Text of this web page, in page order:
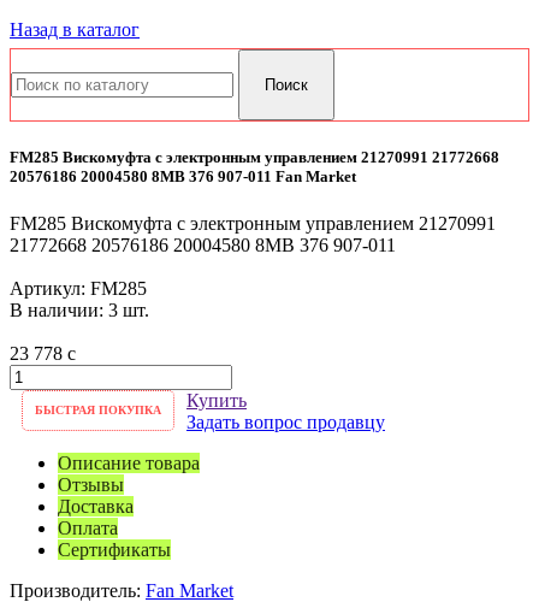
Назад в каталог
FM285 Вискомуфта с электронным управлением 21270991 21772668
20576186 20004580 8МВ 376 907-011 Fan Market
FM285 Вискомуфта с электронным управлением 21270991
21772668 20576186 20004580 8МВ 376 907-011
Артикул: FM285
В наличии: 3 шт.
23 778 c
Купить
БЫСТРАЯ ПОКУПКА
Задать вопрос продавцу
Описание товара
Отзывы
Доставка
Оплата
Сертификаты
Производитель: Fan Market